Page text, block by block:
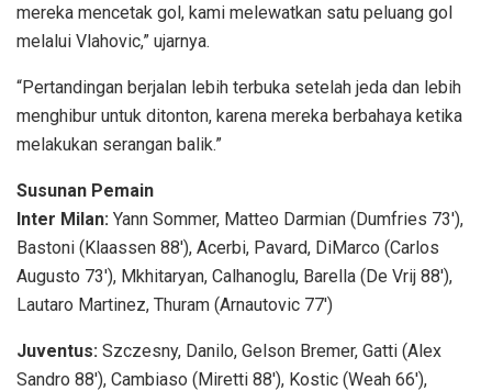
mereka mencetak gol, kami melewatkan satu peluang gol
melalui Vlahovic,” ujarnya.
“Pertandingan berjalan lebih terbuka setelah jeda dan lebih
menghibur untuk ditonton, karena mereka berbahaya ketika
melakukan serangan balik.”
Susunan Pemain
Inter Milan: Yann Sommer, Matteo Darmian (Dumfries 73′),
Bastoni (Klaassen 88′), Acerbi, Pavard, DiMarco (Carlos
Augusto 73′), Mkhitaryan, Calhanoglu, Barella (De Vrij 88′),
Lautaro Martinez, Thuram (Arnautovic 77′)
Juventus: Szczesny, Danilo, Gelson Bremer, Gatti (Alex
Sandro 88′), Cambiaso (Miretti 88′), Kostic (Weah 66′),